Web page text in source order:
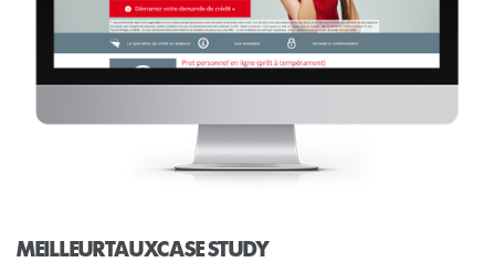
MEILLEURTAUXCASE STUDY